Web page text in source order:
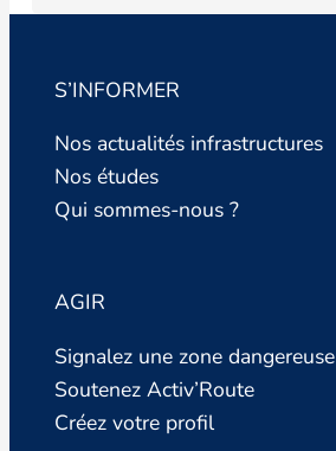
S’INFORMER
Nos actualités infrastructures
Nos études
Qui sommes-nous ?
AGIR
Signalez une zone dangereuse
Soutenez Activ’Route
Créez votre profil